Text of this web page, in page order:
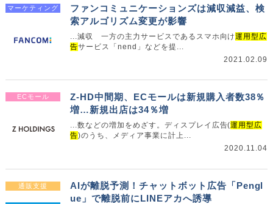
マーケティング
ファンコミュニケーションズは減収減益、検
索アルゴリズム変更が影響
...減収 一方の主力サービスであるスマホ向け運用型広
告サービス「nend」などを提...
2021.02.09
ECモール
Z-HD中間期、ECモールは新規購入者数38％
増…新規出店は34％増
...数などの増加をめざす。ディスプレイ広告(運用型広
告)のうち、メディア事業に計上...
2020.11.04
通販支援
AIが離脱予測！チャットボット広告「Pengl
ue」で離脱前にLINEアカへ誘導